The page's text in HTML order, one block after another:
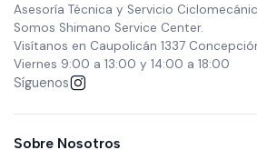
Asesoría Técnica y Servicio
Somos Shimano Service Center.
Visítanos en Caupolicán 1337
Viernes 9:00 a 13:00 y 14:00 a 18:00
Síguenos
Sobre Nosotros